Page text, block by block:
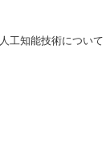
人工知能技術について